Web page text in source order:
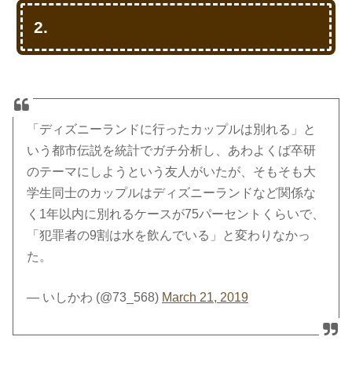
2.
「ディズニーランドに行ったカップルは別れる」と
いう都市伝説を統計でガチ分析し、あわよくば卒研
のテーマにしようという友人がいたが、そもそも大
学生同士のカップルはディズニーランドなど関係な
く1年以内に別れるケースが75パーセントくらいで、
「犯罪者の9割は水を飲んでいる」と変わりなかっ
た。
— いしかわ (@73_568) March 21, 2019